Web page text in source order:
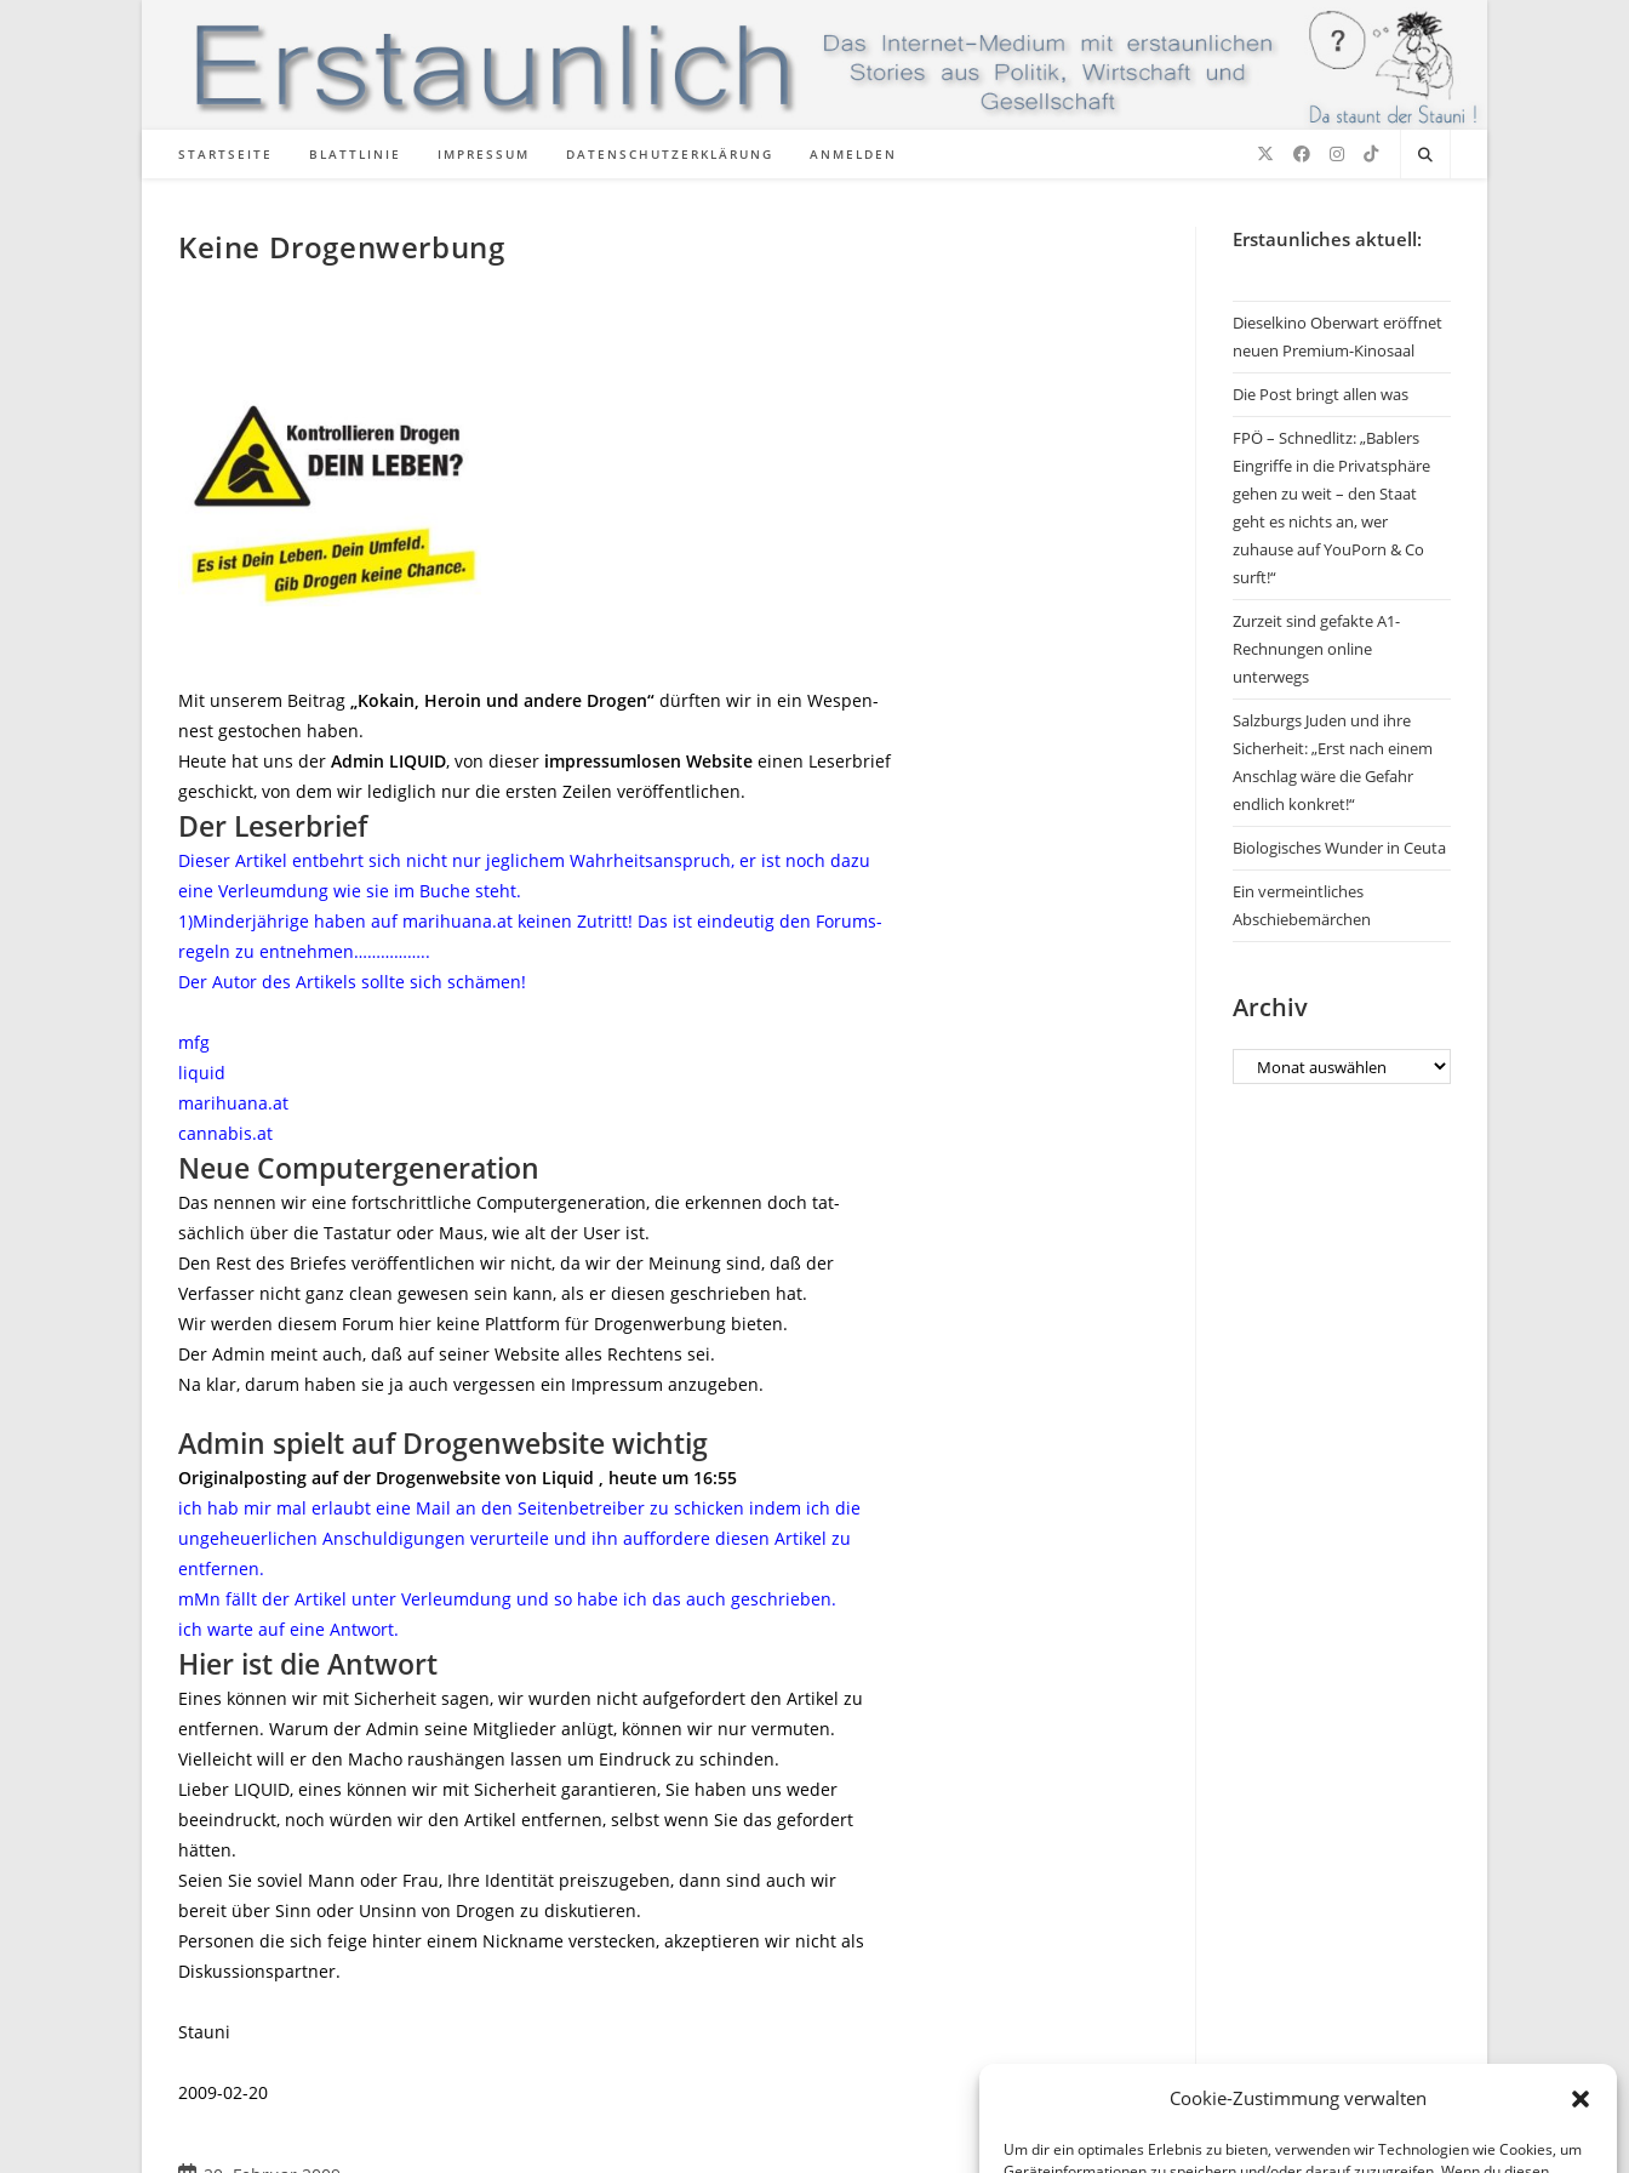
Cookie-Zustimmung verwalten
Um dir ein optimales Erlebnis zu bieten, verwenden wir Technologien wie Cookies, um
STARTSEITE BLATTLINIE IMPRESSUM DATENSCHUTZERKLÄRUNG ANMELDEN
Keine Drogenwerbung
Mit unserem Beitrag „Kokain, Heroin und andere Drogen“ dürften wir in ein Wespen-
nest gestochen haben.
Heute hat uns der Admin LIQUID, von dieser impressumlosen Website einen Leserbrief
geschickt, von dem wir lediglich nur die ersten Zeilen veröffentlichen.
Der Leserbrief
Dieser Artikel entbehrt sich nicht nur jeglichem Wahrheitsanspruch, er ist noch dazu
eine Verleumdung wie sie im Buche steht.
1)Minderjährige haben auf marihuana.at keinen Zutritt! Das ist eindeutig den Forums-
regeln zu entnehmen……………..
Der Autor des Artikels sollte sich schämen!
mfg
liquid
marihuana.at
cannabis.at
Neue Computergeneration
Das nennen wir eine fortschrittliche Computergeneration, die erkennen doch tat-
sächlich über die Tastatur oder Maus, wie alt der User ist.
Den Rest des Briefes veröffentlichen wir nicht, da wir der Meinung sind, daß der
Verfasser nicht ganz clean gewesen sein kann, als er diesen geschrieben hat.
Wir werden diesem Forum hier keine Plattform für Drogenwerbung bieten.
Der Admin meint auch, daß auf seiner Website alles Rechtens sei.
Na klar, darum haben sie ja auch vergessen ein Impressum anzugeben.
Admin spielt auf Drogenwebsite wichtig
Originalposting auf der Drogenwebsite von Liquid , heute um 16:55
ich hab mir mal erlaubt eine Mail an den Seitenbetreiber zu schicken indem ich die
ungeheuerlichen Anschuldigungen verurteile und ihn auffordere diesen Artikel zu
entfernen.
mMn fällt der Artikel unter Verleumdung und so habe ich das auch geschrieben.
ich warte auf eine Antwort.
Hier ist die Antwort
Eines können wir mit Sicherheit sagen, wir wurden nicht aufgefordert den Artikel zu
entfernen. Warum der Admin seine Mitglieder anlügt, können wir nur vermuten.
Vielleicht will er den Macho raushängen lassen um Eindruck zu schinden.
Lieber LIQUID, eines können wir mit Sicherheit garantieren, Sie haben uns weder
beeindruckt, noch würden wir den Artikel entfernen, selbst wenn Sie das gefordert
hätten.
Seien Sie soviel Mann oder Frau, Ihre Identität preiszugeben, dann sind auch wir
bereit über Sinn oder Unsinn von Drogen zu diskutieren.
Personen die sich feige hinter einem Nickname verstecken, akzeptieren wir nicht als
Diskussionspartner.
Stauni
2009-02-20
Erstaunliches aktuell:
Dieselkino Oberwart eröffnet
neuen Premium-Kinosaal
Die Post bringt allen was
FPÖ – Schnedlitz: „Bablers
Eingriffe in die Privatsphäre
gehen zu weit – den Staat
geht es nichts an, wer
zuhause auf YouPorn & Co
surft!“
Zurzeit sind gefakte A1-
Rechnungen online
unterwegs
Salzburgs Juden und ihre
Sicherheit: „Erst nach einem
Anschlag wäre die Gefahr
endlich konkret!“
Biologisches Wunder in Ceuta
Ein vermeintliches
Abschiebemärchen
Archiv
Archiv